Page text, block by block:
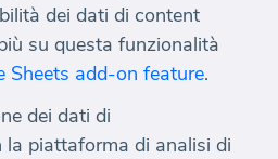
dei dati di content
su questa funzionalità
Sheets add-on feature.
dei dati di
la piattaforma di analisi di